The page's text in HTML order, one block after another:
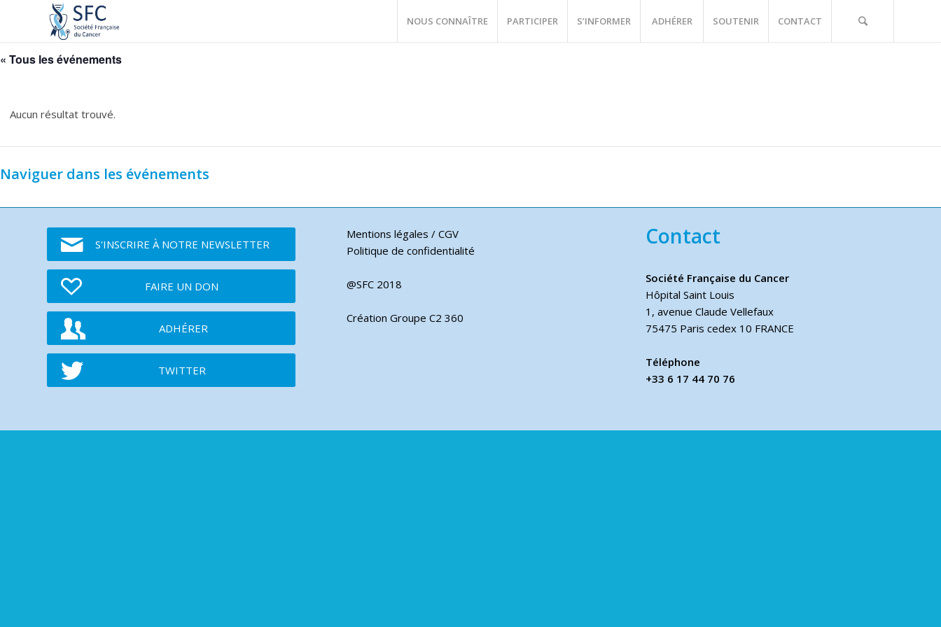
NOUS CONNAÎTRE PARTICIPER S’INFORMER ADHÉRER SOUTENIR CONTACT
« Tous les événements
Aucun résultat trouvé.
Naviguer dans les événements
S'INSCRIRE À NOTRE NEWSLETTER
FAIRE UN DON
ADHÉRER
TWITTER
Mentions légales / CGV
Politique de confidentialité
@SFC 2018
Création Groupe C2 360
Contact
Société Française du Cancer
Hôpital Saint Louis
1, avenue Claude Vellefaux
75475 Paris cedex 10 FRANCE
Téléphone
+33 6 17 44 70 76